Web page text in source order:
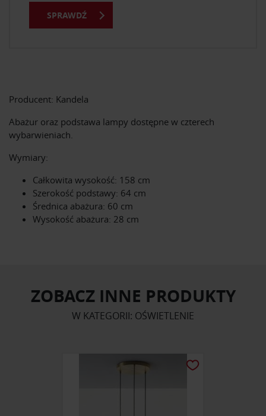
Producent: Kandela
Abażur oraz podstawa lampy dostępne w czterech
wybarwieniach.
Wymiary:
Całkowita wysokość: 158 cm
Szerokość podstawy: 64 cm
Średnica abażura: 60 cm
Wysokość abażura: 28 cm
SPRAWDŹ
ZOBACZ INNE PRODUKTY
W KATEGORII: OŚWIETLENIE